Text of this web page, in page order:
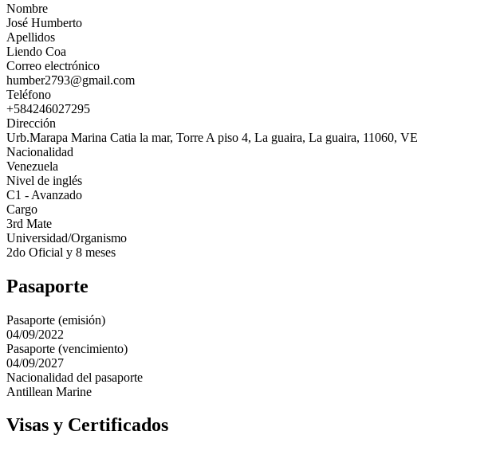
Nombre
José Humberto
Apellidos
Liendo Coa
Correo electrónico
humber2793@gmail.com
Teléfono
+584246027295
Dirección
Urb.Marapa Marina Catia la mar, Torre A piso 4, La guaira, La guaira, 11060, VE
Nacionalidad
Venezuela
Nivel de inglés
C1 - Avanzado
Cargo
3rd Mate
Universidad/Organismo
2do Oficial y 8 meses
Pasaporte
Pasaporte (emisión)
04/09/2022
Pasaporte (vencimiento)
04/09/2027
Nacionalidad del pasaporte
Antillean Marine
Visas y Certificados